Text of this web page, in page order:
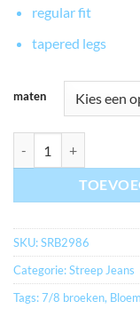
regular fit
tapered legs
maten
SKU:SRB2986
Categorie:Streep Jeans
Tags:7/8 broeken,